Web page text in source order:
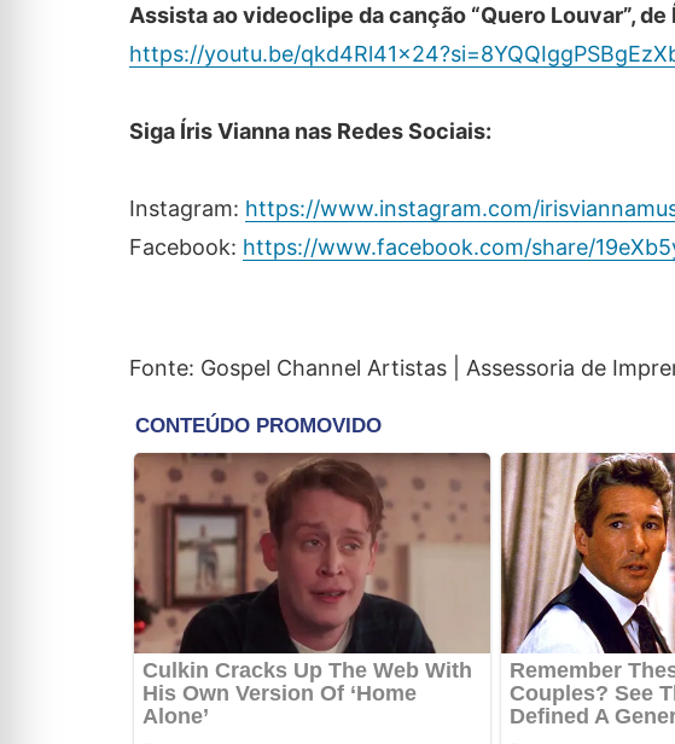
Assista ao videoclipe da canção “Quero Louvar”, de
https://youtu.be/
Siga Íris Vianna nas Redes Sociais:
Instagram: https://www.instagram.com/
Facebook: https://www.facebook.com/share/
Fonte: Gospel Channel Artistas | Assessoria de